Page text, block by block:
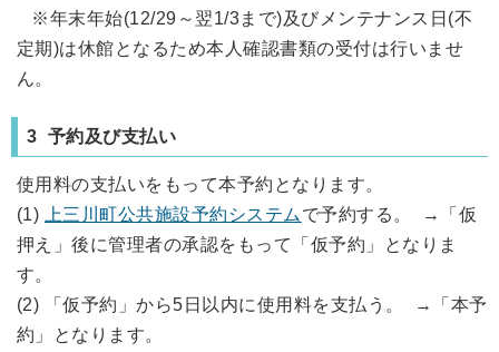
※年末年始(12/29～翌1/3まで)及びメンテナンス日(不
定期)は休館となるため本人確認書類の受付は行いませ
ん。
3 予約及び支払い
使用料の支払いをもって本予約となります。
(1)
上三川町公共施設予約システム で予約する。 →「仮
押え」後に管理者の承認をもって「仮予約」となりま
す。
(2) 「仮予約」から5日以内に使用料を支払う。 →「本予
約」となります。